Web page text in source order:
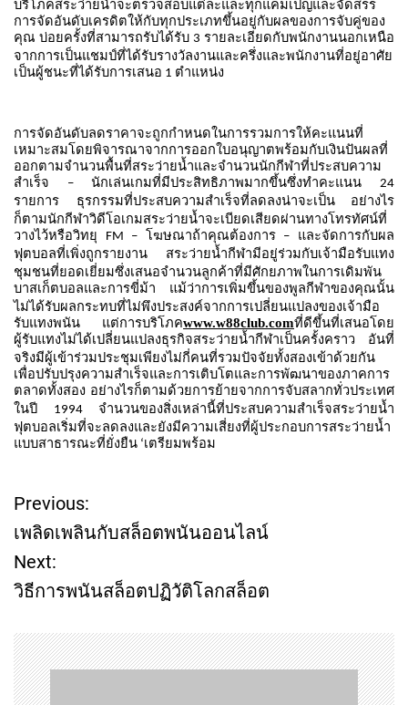
บริโภคสระว่ายน้ำจะตรวจสอบแต่ละและทุกแคมเปญและจัดสรร
การจัดอันดับเครดิตให้กับทุกประเภทขึ้นอยู่กับผลของการจับคู่ของ
คุณ บ่อยครั้งที่สามารถรับได้รับ 3 รายละเอียดกับพนักงานนอกเหนือ
จากการเป็นแชมป์ที่ได้รับรางวัลงานและครึ่งและพนักงานที่อยู่อาศัย
เป็นผู้ชนะที่ได้รับการเสนอ 1 ตำแหน่ง
การจัดอันดับลดราคาจะถูกกำหนดในการรวมการให้คะแนนที่
เหมาะสมโดยพิจารณาจากการออกใบอนุญาตพร้อมกับเงินปันผลที่
ออกตามจำนวนพื้นที่สระว่ายน้ำและจำนวนนักกีฬาที่ประสบความ
สำเร็จ –นักเล่นเกมที่มีประสิทธิภาพมากขึ้นซึ่งทำคะแนน 24
รายการ ธุรกรรมที่ประสบความสำเร็จที่ลดลงน่าจะเป็น
อย่างไร
ก็ตามนักกีฬาวิดีโอเกมสระว่ายน้ำจะเบียดเสียดผ่านทางโทรทัศน์ที่
วางไว้หรือวิทยุ FM – โฆษณาถ้าคุณต้องการ– และจัดการกับผล
ฟุตบอลที่เพิ่งถูกรายงาน
สระว่ายน้ำกีฬามีอยู่ร่วมกับเจ้ามือรับแทง
ชุมชนที่ยอดเยี่ยมซึ่งเสนอจำนวนลูกค้าที่มีศักยภาพในการเดิมพัน
บาสเก็ตบอลและการขี่ม้า
แม้ว่าการเพิ่มขึ้นของพูลกีฬาของคุณนั้น
ไม่ได้รับผลกระทบที่ไม่พึงประสงค์จากการเปลี่ยนแปลงของเจ้ามือ
รับแทงพนัน
แต่การบริโภคwww.w88club.comที่ดีขึ้นที่เสนอโดย
ผู้รับแทงไม่ได้เปลี่ยนแปลงธุรกิจสระว่ายน้ำกีฬาเป็นครั้งคราว
อันที่
จริงมีผู้เข้าร่วมประชุมเพียงไม่กี่คนที่รวมปัจจัยทั้งสองเข้าด้วยกัน
เพื่อปรับปรุงความสำเร็จและการเติบโตและการพัฒนาของภาคการ
ตลาดทั้งสอง อย่างไรก็ตามด้วยการย้ายจากการจับสลากทั่วประเทศ
ในปี
1994 จำนวนของสิ่งเหล่านี้ที่ประสบความสำเร็จสระว่ายน้ำ
ฟุตบอลเริ่มที่จะลดลงและยังมีความเสี่ยงที่ผู้ประกอบการสระว่ายน้ำ
แบบสาธารณะที่ยั่งยืน ‘เตรียมพร้อม
P
o
s
t
n
Previous:
เพลิดเพลินกับสล็อตพนันออนไลน์
Next:
วิธีการพนันสล็อตปฏิวัติโลกสล็อต